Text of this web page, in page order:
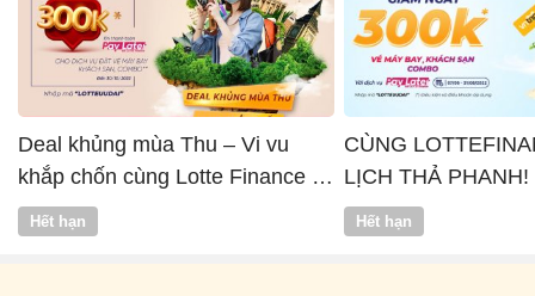
Deal khủng mùa Thu – Vi vu
khắp chốn cùng Lotte Finance x
Vntrip
Hết hạn
CÙNG
LỊCH THẢ PHANH!
Hết hạn